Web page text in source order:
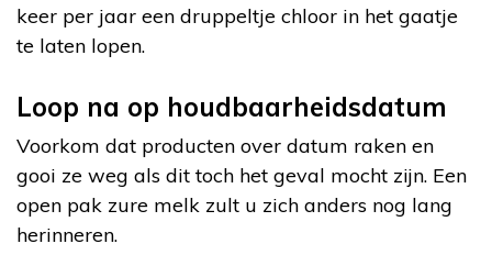
keer per jaar een druppeltje chloor in het gaatje
te laten lopen.
Loop na op houdbaarheidsdatum
Voorkom dat producten over datum raken en
gooi ze weg als dit toch het geval mocht zijn. Een
open pak zure melk zult u zich anders nog lang
herinneren.